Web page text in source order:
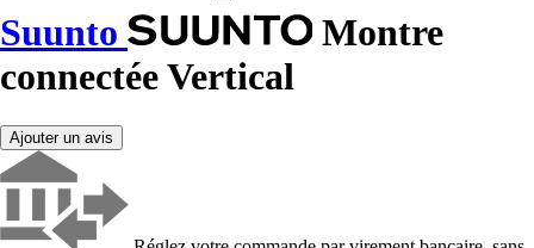
Suunto
Montre
connectée Vertical
Ajouter un avis